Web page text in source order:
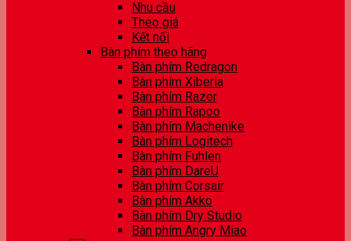
Nhu cầu
Theo giá
Kết nối
Bàn phím theo hãng
Bàn phím Redragon
Bàn phím Xiberia
Bàn phím Razer
Bàn phím Rapoo
Bàn phím Machenike
Bàn phím Logitech
Bàn phím Fuhlen
Bàn phím DareU
Bàn phím Corsair
Bàn phím Akko
Bàn phím Dry Studio
Bàn phím Angry Miao